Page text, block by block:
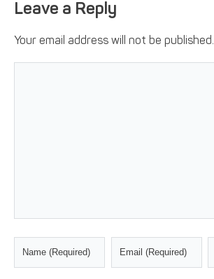
Leave a Reply
Your email address will not be published.